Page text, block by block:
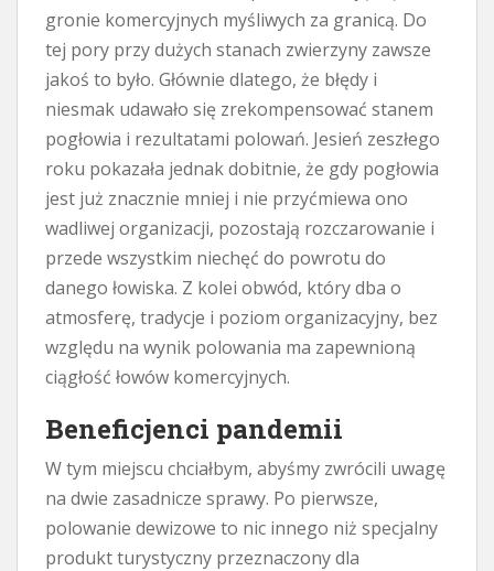
gronie komercyjnych myśliwych za granicą. Do
tej pory przy dużych stanach zwierzyny zawsze
jakoś to było. Głównie dlatego, że błędy i
niesmak udawało się zrekompensować stanem
pogłowia i rezultatami polowań. Jesień zeszłego
roku pokazała jednak dobitnie, że gdy pogłowia
jest już znacznie mniej i nie przyćmiewa ono
wadliwej organizacji, pozostają rozczarowanie i
przede wszystkim niechęć do powrotu do
danego łowiska. Z kolei obwód, który dba o
atmosferę, tradycje i poziom organizacyjny, bez
względu na wynik polowania ma zapewnioną
ciągłość łowów komercyjnych.
Beneficjenci pandemii
W tym miejscu chciałbym, abyśmy zwrócili uwagę
na dwie zasadnicze sprawy. Po pierwsze,
polowanie dewizowe to nic innego niż specjalny
produkt turystyczny przeznaczony dla